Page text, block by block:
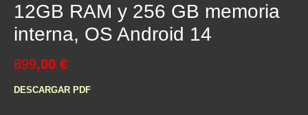
12GB RAM y 256 GB memoria
interna, OS Android 14
899,00 €
DESCARGAR PDF